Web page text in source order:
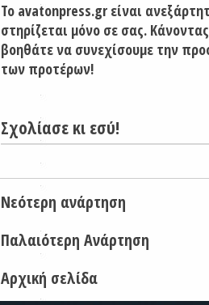
Το avatonpress.gr είναι
στηρίζεται μόνο σε σας.
βοηθάτε να συνεχίσουμε την
των προτέρων!
Σχολίασε κι εσύ!
Νεότερη ανάρτηση
Παλαιότερη Ανάρτηση
Αρχική σελίδα